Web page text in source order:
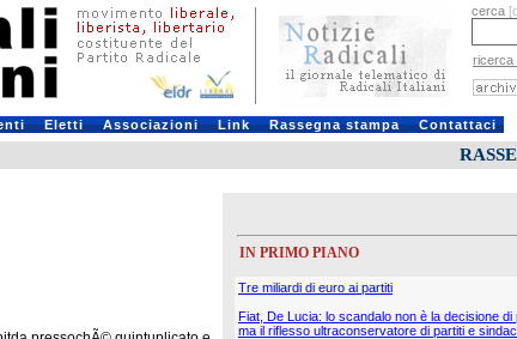
cerca
ricerca
Eletti Associazioni Link Rassegna stampa Contattaci
IN PRIMO PIANO
Tre miliardi di euro ai partiti
Fiat, De Lucia: lo scandalo non è la decisione di
ma il riflesso ultraconservatore di partiti e